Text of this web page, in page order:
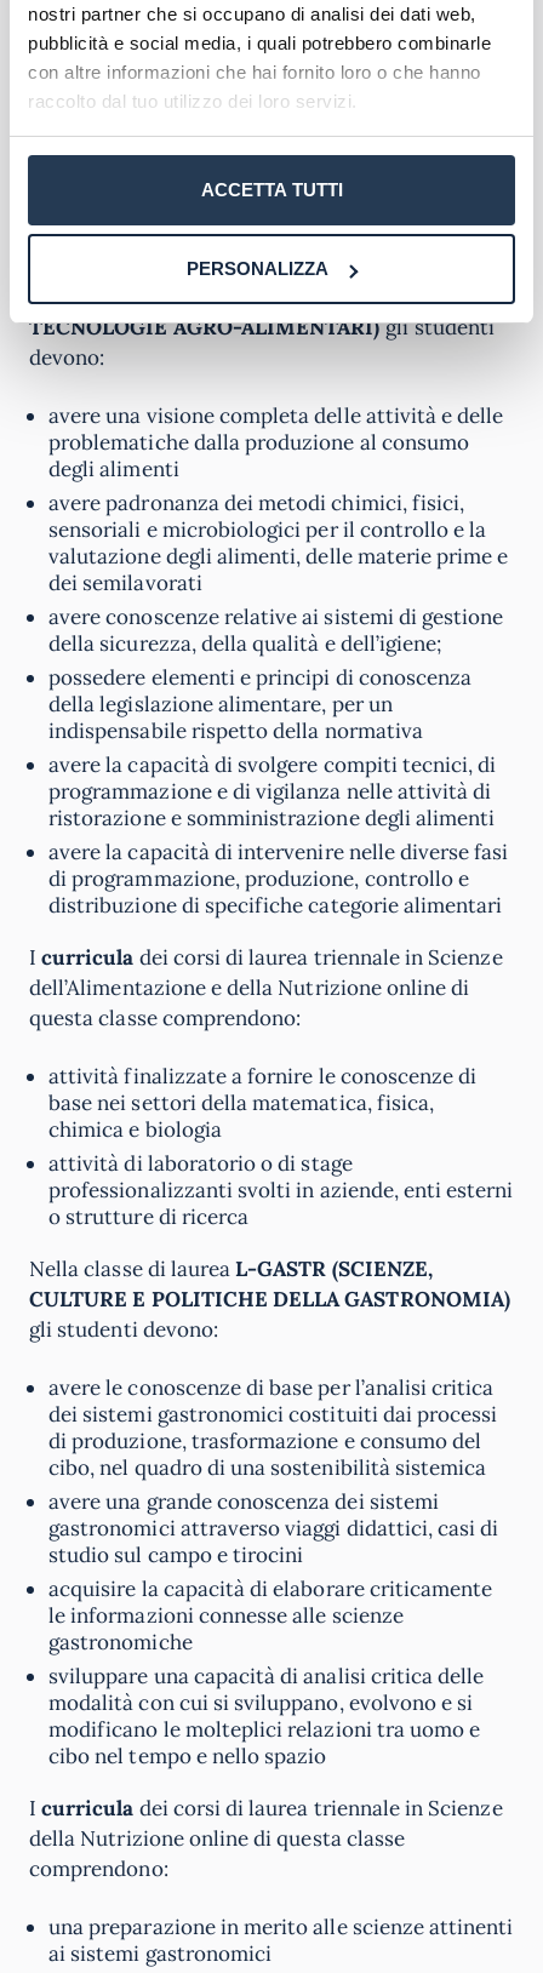
nostri partner che si occupano di analisi dei dati web,
pubblicità e social media, i quali potrebbero combinarle
con altre informazioni che hai fornito loro o che hanno
raccolto dal tuo utilizzo dei loro servizi.
ACCETTA TUTTI
PERSONALIZZA
operativi relativamente alla biologia nelle sue
diverse forme
elementi di base di matematica, statistica,
informatica, fisica e chimica
attività di laboratorio
aziende, strutture della pubblica
università italiane ed estere
Nella classe di laureaL-26 (SCIENZE E
TECNOLOGIE AGRO-ALIMENTARI)gli studenti
devono:
avere una visione completa delle attività e delle
problematiche dalla produzione al consumo
degli alimenti
avere padronanza dei metodi chimici, fisici,
sensoriali e microbiologici per il controllo e la
valutazione degli alimenti, delle materie prime e
dei semilavorati
avere conoscenze relative ai sistemi di gestione
della sicurezza, della qualità e dell’igiene;
possedere elementi e principi di conoscenza
della legislazione alimentare, per un
indispensabile rispetto della normativa
avere la capacità di svolgere compiti tecnici, di
programmazione e di vigilanza nelle attività di
ristorazione e somministrazione degli alimenti
avere la capacità di intervenire nelle diverse fasi
di programmazione, produzione, controllo e
distribuzione di specifiche categorie alimentari
Icurricula dei corsi di laurea triennale in Scienze
dell’Alimentazione e della Nutrizione online di
questa classe comprendono:
attività finalizzate a fornire le conoscenze di
base nei settori della matematica, fisica,
chimica e biologia
attività di laboratorio o di stage
professionalizzanti svolti in aziende, enti esterni
o strutture di ricerca
Nella classe di laureaL-GASTR (SCIENZE,
CULTURE E POLITICHE DELLA GASTRONOMIA)
gli studenti devono:
avere le conoscenze di base per l’analisi critica
dei sistemi gastronomici costituiti dai processi
di produzione, trasformazione e consumo del
cibo, nel quadro di una sostenibilità sistemica
avere una grande conoscenza dei sistemi
gastronomici attraverso viaggi didattici, casi di
studio sul campo e tirocini
acquisire la capacità di elaborare criticamente
le informazioni connesse alle scienze
gastronomiche
sviluppare una capacità di analisi critica delle
modalità con cui si sviluppano, evolvono e si
modificano le molteplici relazioni tra uomo e
cibo nel tempo e nello spazio
Icurricula dei corsi di laurea triennale in Scienze
della Nutrizione online di questa classe
comprendono:
una preparazione in merito alle scienze attinenti
ai sistemi gastronomici